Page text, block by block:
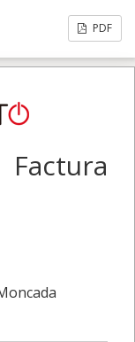
PDF
Factura